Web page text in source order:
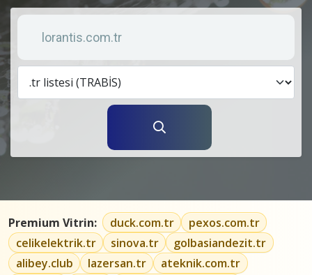
Anahtar kelime
Premium Vitrin: duck.com.tr
pexos.com.tr
celikelektrik.tr
sinova.tr
golbasiandezit.tr
alibey.club
lazersan.tr
ateknik.com.tr